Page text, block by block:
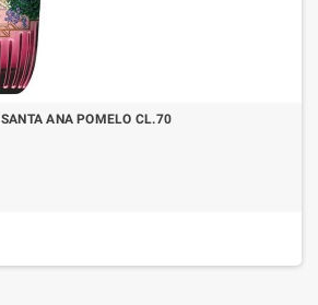
ANA POMELO CL.70